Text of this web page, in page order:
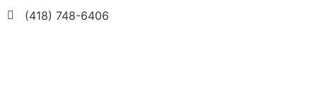
(418) 748-6406